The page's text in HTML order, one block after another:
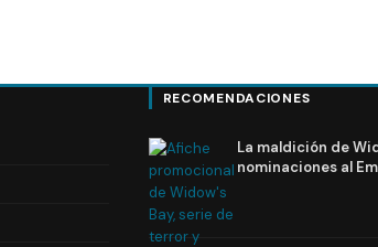
RECOMENDACIONES
La maldición de
nominaciones al